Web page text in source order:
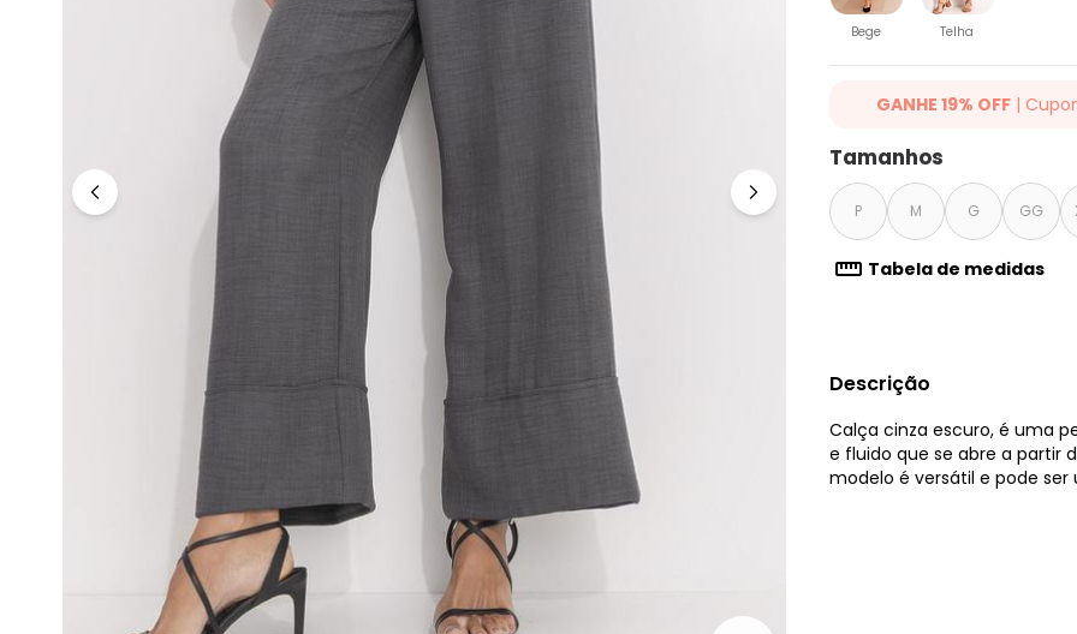
Bege Telha
GANHE 19% OFF |
Ganhe 19% OFF Extra em
cupom: QUINTESS19. Válido
até 07/08/2026.
Tamanhos
P M G GG
Tabela de medidas
Descrição
Calça cinza escuro, é uma
e fluido que se abre a partir
modelo é versátil e pode ser